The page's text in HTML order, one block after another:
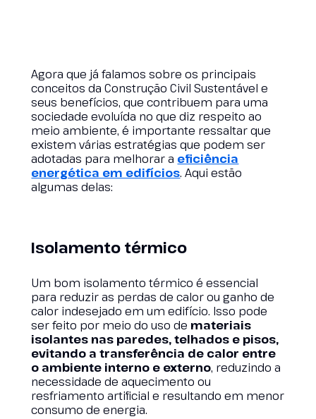
Agora que já falamos sobre os principais
conceitos da Construção Civil Sustentável e
seus benefícios, que contribuem para uma
sociedade evoluída no que diz respeito ao
meio ambiente, é importante ressaltar que
existem várias estratégias que podem ser
adotadas para melhorar a eficiência
energética em edifícios. Aqui estão
algumas delas:
Isolamento térmico
Um bom isolamento térmico é essencial
para reduzir as perdas de calor ou ganho de
calor indesejado em um edifício. Isso pode
ser feito por meio do uso de materiais
isolantes nas paredes, telhados e pisos,
evitando a transferência de calor entre
o ambiente interno e externo, reduzindo a
necessidade de aquecimento ou
resfriamento artificial e resultando em menor
consumo de energia.